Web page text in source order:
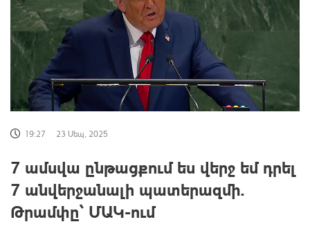
19:27 23 Սեպ, 2025
7 ամսվա ընթացքում ես վերջ եմ դրել
7 անվերջանալի պատերազմի.
Թրամփը՝ ՄԱԿ-ում